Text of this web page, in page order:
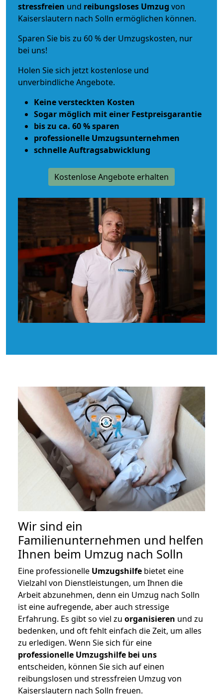
stressfreien und reibungsloses Umzug von
Kaiserslautern nach Solln ermöglichen können.
Sparen Sie bis zu 60 % der Umzugskosten, nur
bei uns!
Holen Sie sich jetzt kostenlose und
unverbindliche Angebote.
Keine versteckten Kosten
Sogar möglich mit einer Festpreisgarantie
bis zu ca. 60 % sparen
professionelle Umzugsunternehmen
schnelle Auftragsabwicklung
Kostenlose Angebote erhalten
Wir sind ein
Familienunternehmen und helfen
Ihnen beim Umzug nach Solln
Eine professionelle Umzugshilfe bietet eine
Vielzahl von Dienstleistungen, um Ihnen die
Arbeit abzunehmen, denn ein Umzug nach Solln
ist eine aufregende, aber auch stressige
Erfahrung. Es gibt so viel zu organisieren und zu
bedenken, und oft fehlt einfach die Zeit, um alles
zu erledigen. Wenn Sie sich für eine
professionelle Umzugshilfe bei uns
entscheiden, können Sie sich auf einen
reibungslosen und stressfreien Umzug von
Kaiserslautern nach Solln freuen.